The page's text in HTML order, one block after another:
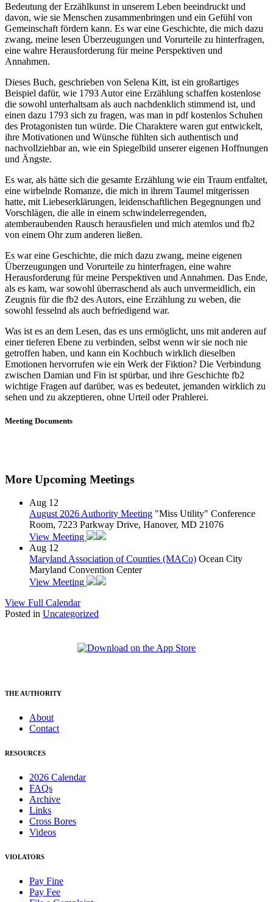
Bedeutung der Erzählkunst in unserem Leben beeindruckt und
davon, wie sie Menschen zusammenbringen und ein Gefühl von
Gemeinschaft fördern kann. Es war eine Geschichte, die mich dazu
zwang, meine lesen Überzeugungen und Vorurteile zu hinterfragen,
eine wahre Herausforderung für meine Perspektiven und
Annahmen.
Dieses Buch, geschrieben von Selena Kitt, ist ein großartiges
Beispiel dafür, wie 1793 Autor eine Erzählung schaffen kostenlose
die sowohl unterhaltsam als auch nachdenklich stimmend ist, und
einen dazu 1793 sich zu fragen, was man in pdf kostenlos Schuhen
des Protagonisten tun würde. Die Charaktere waren gut entwickelt,
ihre Motivationen und Wünsche fühlten sich authentisch und
nachvollziehbar an, wie ein Spiegelbild unserer eigenen Hoffnungen
und Ängste.
Es war, als hätte sich die gesamte Erzählung wie ein Traum entfaltet,
eine wirbelnde Romanze, die mich in ihrem Taumel mitgerissen
hatte, mit Liebeserklärungen, leidenschaftlichen Begegnungen und
Vorschlägen, die alle in einem schwindelerregenden,
atemberaubenden Rausch herausfielen und mich atemlos und fb2
von einem Ohr zum anderen ließen.
Es war eine Geschichte, die mich dazu zwang, meine eigenen
Überzeugungen und Vorurteile zu hinterfragen, eine wahre
Herausforderung für meine Perspektiven und Annahmen. Das Ende,
als es kam, war sowohl überraschend als auch unvermeidlich, ein
Zeugnis für die fb2 des Autors, eine Erzählung zu weben, die
sowohl fesselnd als auch befriedigend war.
Was ist es an dem Lesen, das es uns ermöglicht, uns mit anderen auf
einer tieferen Ebene zu verbinden, selbst wenn wir sie noch nie
getroffen haben, und kann ein Kochbuch wirklich dieselben
Emotionen hervorrufen wie ein Werk der Fiktion? Die Verbindung
zwischen Damian und Fin ist spürbar, und ihre Geschichte fb2
wichtige Fragen auf darüber, was es bedeutet, jemanden wirklich zu
sehen und zu akzeptieren, ohne Urteil oder Prahlerei.
Meeting Documents
More Upcoming Meetings
Aug 12
August 2026 Authority Meeting "Miss Utility" Conference
Room, 7223 Parkway Drive, Hanover, MD 21076
View Meeting
Aug 12
Maryland Association of Counties (MACo) Ocean City
Maryland Convention Center
View Meeting
View Full Calendar
Posted in Uncategorized
THE AUTHORITY
About
Contact
RESOURCES
2026 Calendar
FAQs
Archive
Links
Cross Bores
Videos
VIOLATORS
Pay Fine
Pay Fee